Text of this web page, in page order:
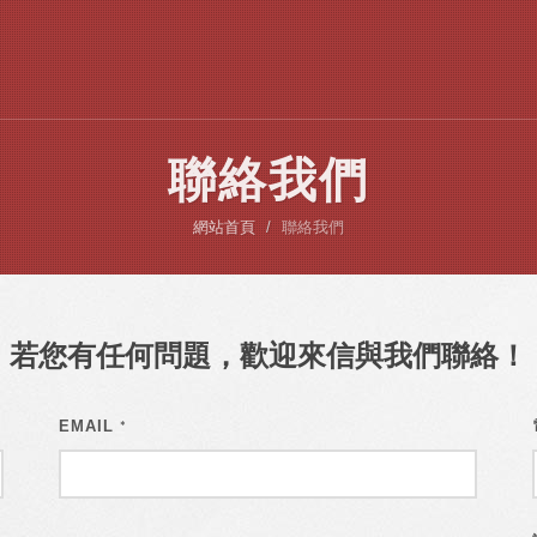
聯絡我們
網站首頁 聯絡我們
若您有任何問題，歡迎來信與我們聯絡！
EMAIL *